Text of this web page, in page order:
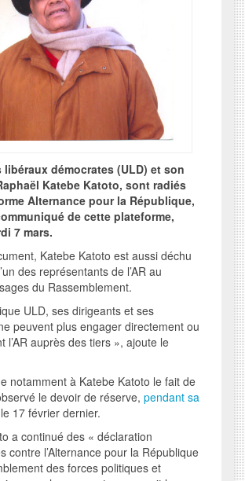
libéraux démocrates (ULD) et son
Katebe Katoto, sont radiés
Alternance pour la République,
de cette plateforme,
7 mars.
Katebe Katoto est aussi déchu
des représentants de l’AR au
du Rassemblement.
ULD, ses dirigeants et ses
peuvent plus engager directement ou
l’AR auprès des tiers », ajoute le
notamment à Katebe Katoto le fait de
le devoir de réserve,pendant sa
17 février dernier.
a continué des « déclaration
contre l’Alternance pour la République
des forces politiques et